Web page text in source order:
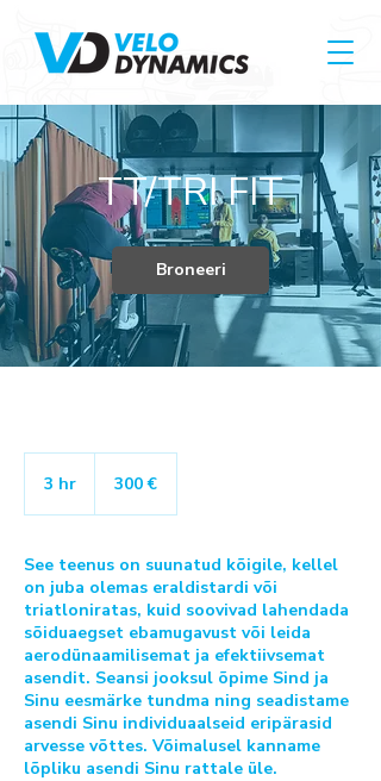
TT/TRI FIT
Broneeri
3 hr 300 €
See teenus on suunatud kõigile, kellel
on juba olemas eraldistardi või
triatloniratas, kuid soovivad lahendada
sõiduaegset ebamugavust või leida
aerodünaamilisemat ja efektiivsemat
asendit. Seansi jooksul õpime Sind ja
Sinu eesmärke tundma ning seadistame
asendi Sinu individuaalseid eripärasid
arvesse võttes. Võimalusel kanname
lõpliku asendi Sinu rattale üle.